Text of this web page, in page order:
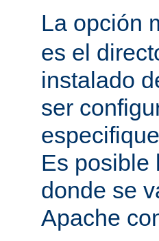
La opción
es el
instalado
ser
Es posible
donde se
Apache